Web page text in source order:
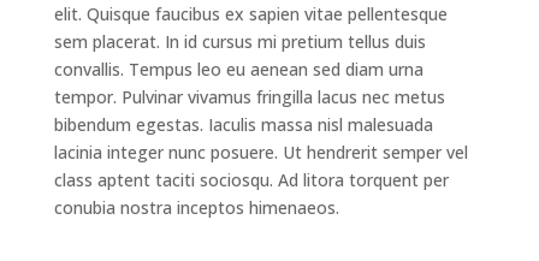
elit. Quisque faucibus ex sapien vitae pellentesque
sem placerat. In id cursus mi pretium tellus duis
convallis. Tempus leo eu aenean sed diam urna
tempor. Pulvinar vivamus fringilla lacus nec metus
bibendum egestas. Iaculis massa nisl malesuada
lacinia integer nunc posuere. Ut hendrerit semper vel
class aptent taciti sociosqu. Ad litora torquent per
conubia nostra inceptos himenaeos.